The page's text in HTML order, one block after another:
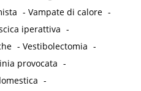
-Vampate di calore -
iperattiva -
-Vestibolectomia -
provocata -
-